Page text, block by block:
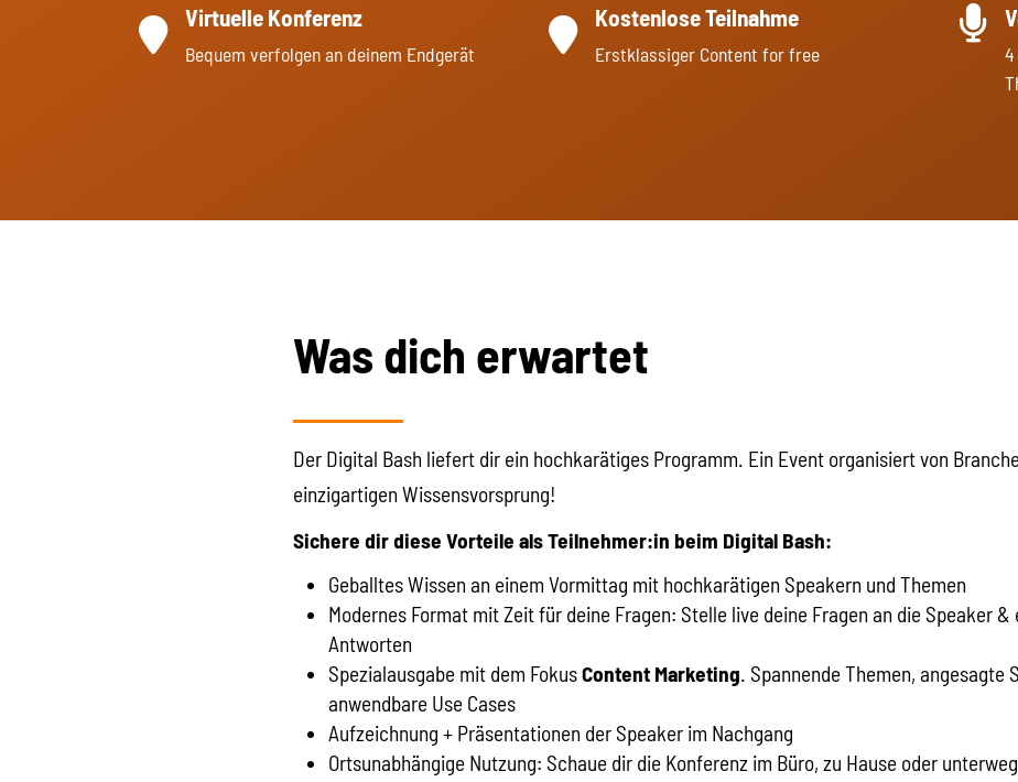
Virtuelle Konferenz
Bequem verfolgen an deinem Endgerät
Kostenlose Teilnahme
Erstklassiger Content for free
Was dich erwartet
Der Digital Bash liefert dir ein hochkarätiges Programm. Ein Event organisiert von
einzigartigen Wissensvorsprung!
Sichere dir diese Vorteile als Teilnehmer:in beim Digital Bash:
Geballtes Wissen an einem Vormittag mit hochkarätigen Speakern und Themen
Modernes Format mit Zeit für deine Fragen: Stelle live deine Fragen an die Speaker
Antworten
Spezialausgabe mit dem FokusContent Marketing. Spannende Themen, angesagte
anwendbare Use Cases
Aufzeichnung + Präsentationen der Speaker im Nachgang
Ortsunabhängige Nutzung: Schaue dir die Konferenz im Büro, zu Hause oder